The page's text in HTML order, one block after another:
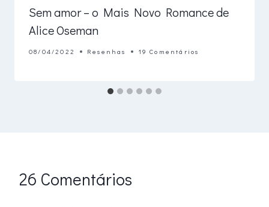
Sem amor – o Mais Novo Romance de
Alice Oseman
08/04/2022 Resenhas 19 Comentários
26 Comentários